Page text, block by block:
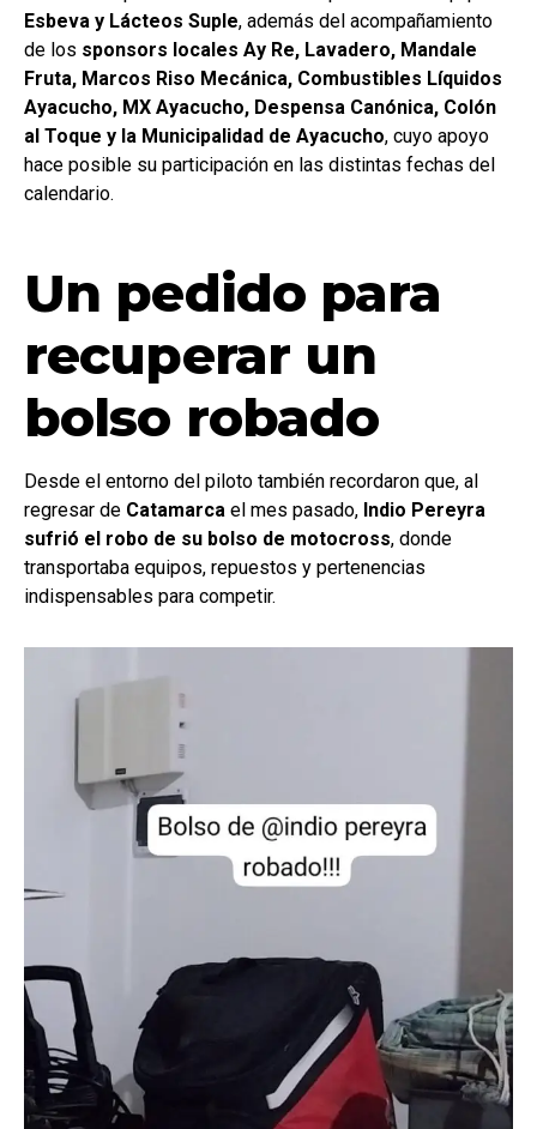
Esbeva y Lácteos Suple, además del acompañamiento
de los sponsors locales Ay Re, Lavadero, Mandale
Fruta, Marcos Riso Mecánica, Combustibles Líquidos
Ayacucho, MX Ayacucho, Despensa Canónica, Colón
al Toque y la Municipalidad de Ayacucho, cuyo apoyo
hace posible su participación en las distintas fechas del
calendario.
Un pedido para
recuperar un
bolso robado
Desde el entorno del piloto también recordaron que, al
regresar de Catamarca el mes pasado, Indio Pereyra
sufrió el robo de su bolso de motocross, donde
transportaba equipos, repuestos y pertenencias
indispensables para competir.